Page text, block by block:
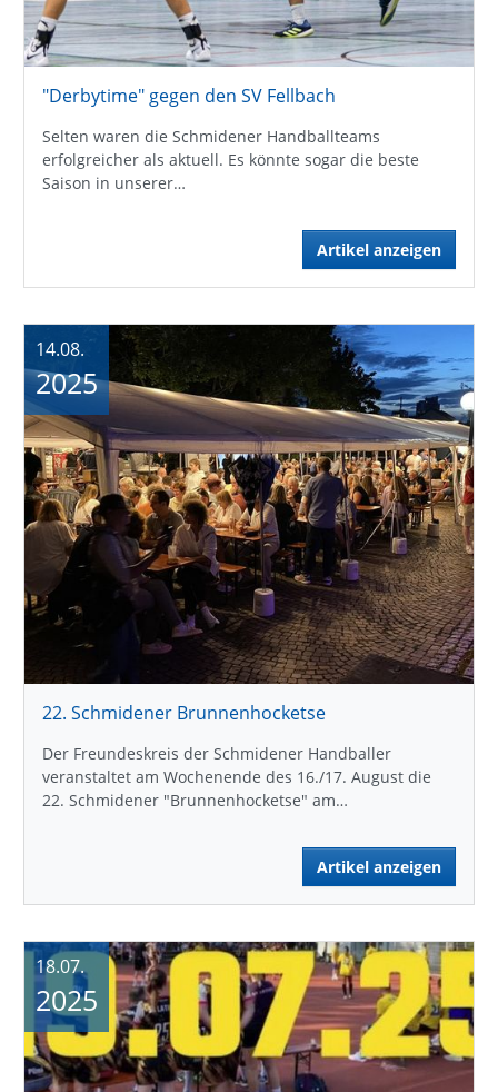
"Derbytime" gegen den SV Fellbach
Selten waren die Schmidener Handballteams
erfolgreicher als aktuell. Es könnte sogar die beste
Saison in unserer…
Artikel anzeigen
22. Schmidener Brunnenhocketse
Der Freundeskreis der Schmidener Handballer
veranstaltet am Wochenende des 16./17. August die
22. Schmidener "Brunnenhocketse" am…
Artikel anzeigen
14.08.
2025
18.07.
2025